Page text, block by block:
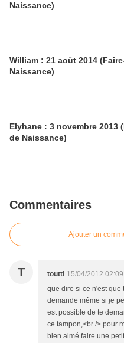
Naissance)
William : 21 août 2014
Naissance)
Elyhane : 3 novembre 2013
de Naissance)
Commentaires
Ajouter un
T toutti 15/04/2012 02:09
que dire si ce n'est que
demande même si je
est possible de te
ce tampon,<br /> pour
bien aimé faire une